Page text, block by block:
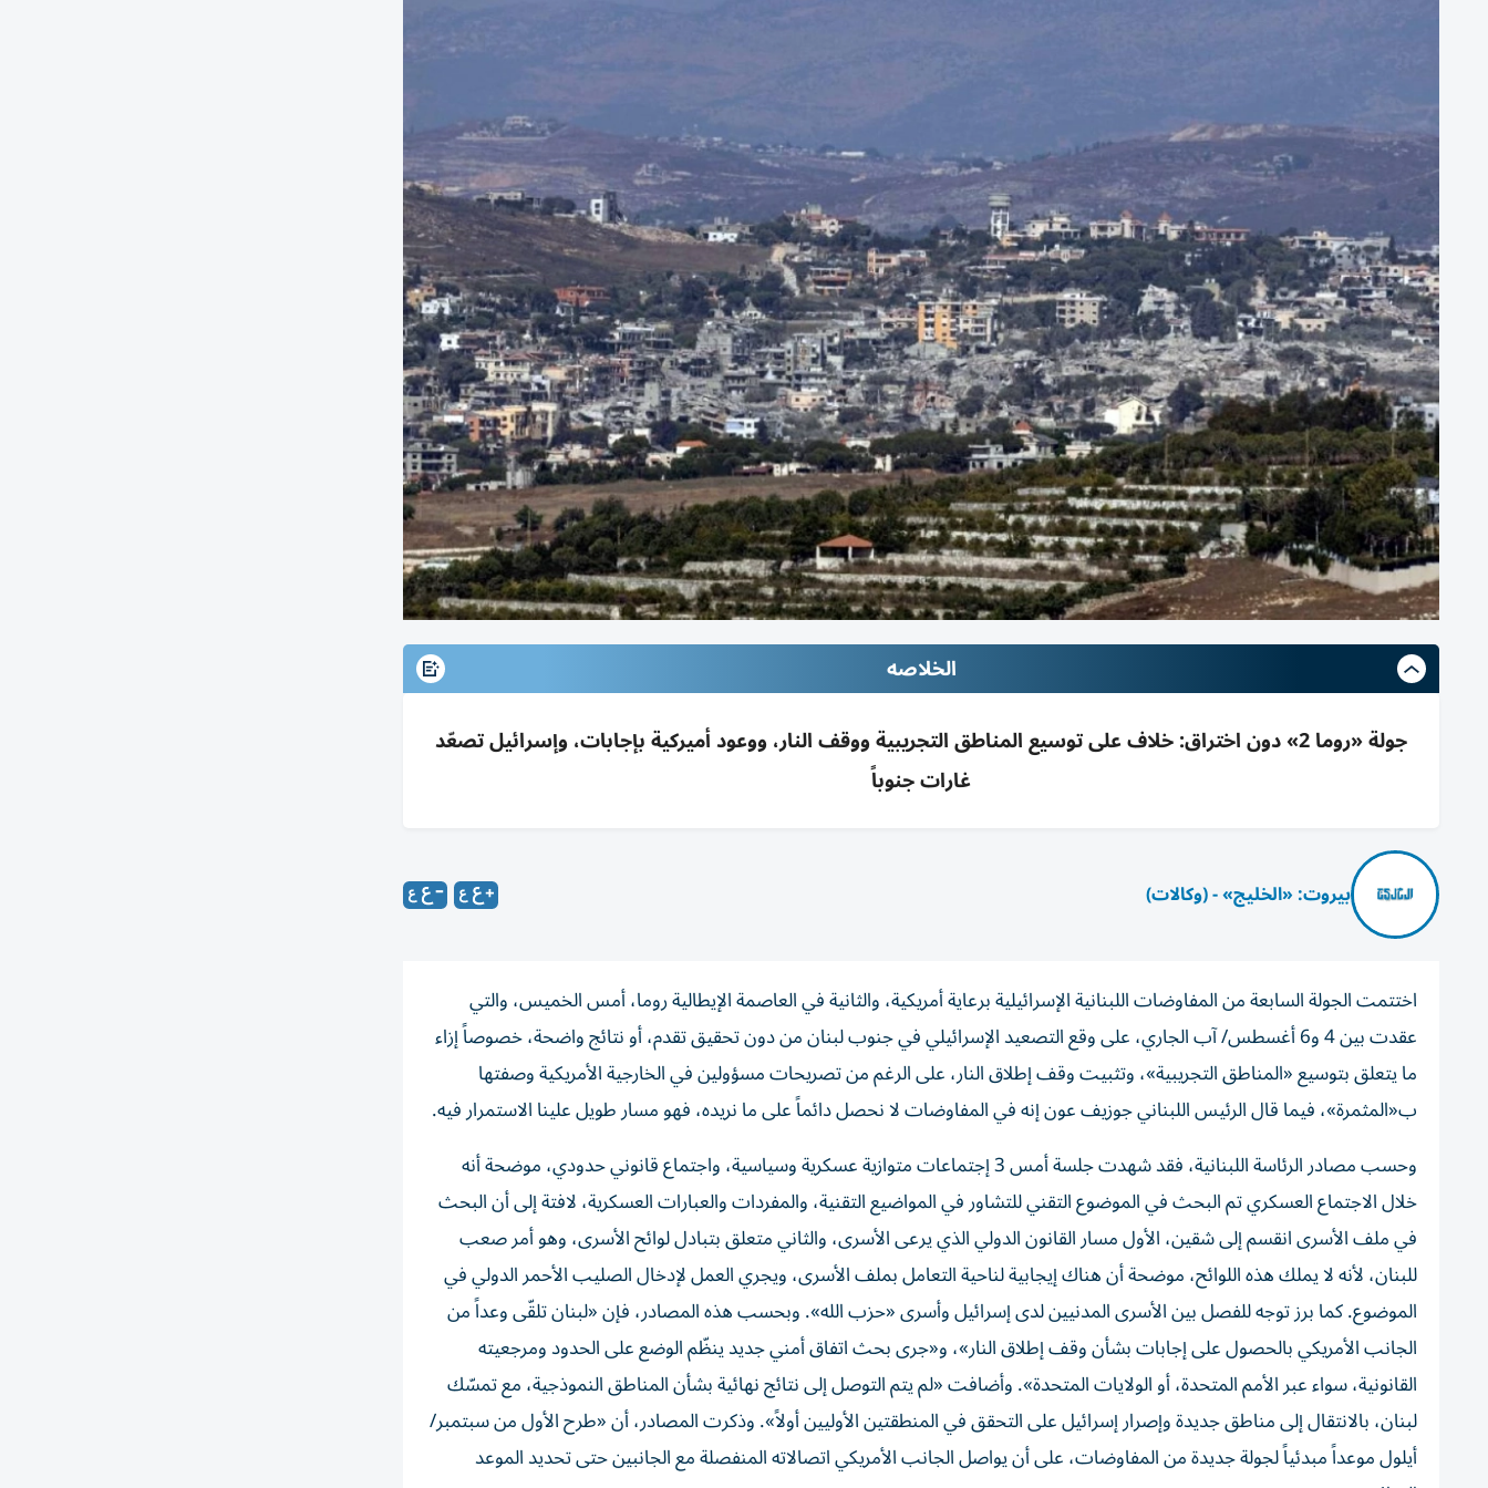
الخلاصه
جولة «روما 2» دون اختراق: خلاف على توسيع المناطق التجريبية ووقف النار، ووعود أميركية بإجابات، وإسرائيل تصعّد
غارات جنوباً
بيروت: «الخليج» - (وكالات)
اختتمت الجولة السابعة من المفاوضات اللبنانية الإسرائيلية برعاية أمريكية، والثانية في العاصمة الإيطالية روما، أمس الخميس، والتي
عقدت بين 4 و6 أغسطس/ آب الجاري، على وقع التصعيد الإسرائيلي في جنوب لبنان من دون تحقيق تقدم، أو نتائج واضحة، خصوصاً إزاء
ما يتعلق بتوسيع «المناطق التجريبية»، وتثبيت وقف إطلاق النار، على الرغم من تصريحات مسؤولين في الخارجية الأمريكية وصفتها
ب«المثمرة»، فيما قال الرئيس اللبناني جوزيف عون إنه في المفاوضات لا نحصل دائماً على ما نريده، فهو مسار طويل علينا الاستمرار فيه.
وحسب مصادر الرئاسة اللبنانية، فقد شهدت جلسة أمس 3 إجتماعات متوازية عسكرية وسياسية، واجتماع قانوني حدودي، موضحة أنه
خلال الاجتماع العسكري تم البحث في الموضوع التقني للتشاور في المواضيع التقنية، والمفردات والعبارات العسكرية، لافتة إلى أن البحث
في ملف الأسرى انقسم إلى شقين، الأول مسار القانون الدولي الذي يرعى الأسرى، والثاني متعلق بتبادل لوائح الأسرى، وهو أمر صعب
للبنان، لأنه لا يملك هذه اللوائح، موضحة أن هناك إيجابية لناحية التعامل بملف الأسرى، ويجري العمل لإدخال الصليب الأحمر الدولي في
الموضوع. كما برز توجه للفصل بين الأسرى المدنيين لدى إسرائيل وأسرى «حزب الله». وبحسب هذه المصادر، فإن «لبنان تلقّى وعداً من
الجانب الأمريكي بالحصول على إجابات بشأن وقف إطلاق النار»، و«جرى بحث اتفاق أمني جديد ينظّم الوضع على الحدود ومرجعيته
القانونية، سواء عبر الأمم المتحدة، أو ​الولايات المتحدة​». وأضافت «لم يتم التوصل إلى نتائج نهائية بشأن المناطق النموذجية، مع تمسّك
لبنان، بالانتقال إلى مناطق جديدة وإصرار إسرائيل على التحقق في المنطقتين الأوليين أولاً». وذكرت المصادر، أن «طرح الأول من سبتمبر/
أيلول موعداً مبدئياً لجولة جديدة من المفاوضات، على أن يواصل الجانب الأمريكي اتصالاته المنفصلة مع الجانبين حتى تحديد الموعد